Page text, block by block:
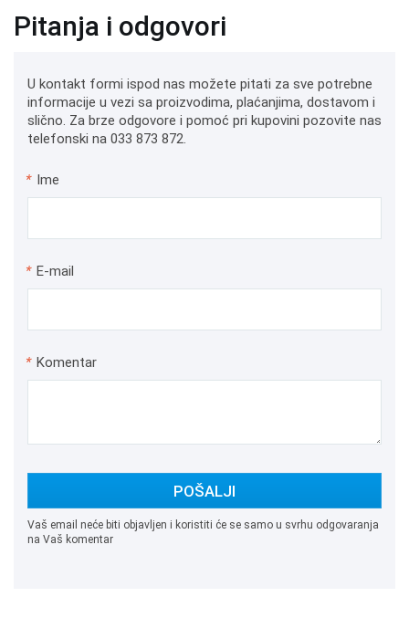
Pitanja i odgovori
U kontakt formi ispod nas možete pitati za sve potrebne
informacije u vezi sa proizvodima, plaćanjima, dostavom i
slično. Za brze odgovore i pomoć pri kupovini pozovite nas
telefonski na 033 873 872.
* Ime
* E-mail
* Komentar
POŠALJI
Vaš email neće biti objavljen i koristiti će se samo u svrhu odgovaranja
na Vaš komentar